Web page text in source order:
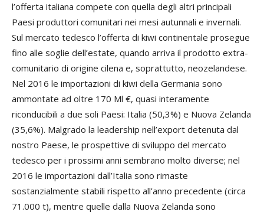
l’offerta italiana compete con quella degli altri principali
Paesi produttori comunitari nei mesi autunnali e invernali.
Sul mercato tedesco l’offerta di kiwi continentale prosegue
fino alle soglie dell’estate, quando arriva il prodotto extra-
comunitario di origine cilena e, soprattutto, neozelandese.
Nel 2016 le importazioni di kiwi della Germania sono
ammontate ad oltre 170 Ml €, quasi interamente
riconducibili a due soli Paesi: Italia (50,3%) e Nuova Zelanda
(35,6%). Malgrado la leadership nell’export detenuta dal
nostro Paese, le prospettive di sviluppo del mercato
tedesco per i prossimi anni sembrano molto diverse; nel
2016 le importazioni dall’Italia sono rimaste
sostanzialmente stabili rispetto all’anno precedente (circa
71.000 t), mentre quelle dalla Nuova Zelanda sono